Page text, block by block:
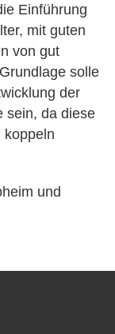
Einführung
mit guten
von gut
solle
der
sein, da diese
koppeln
und